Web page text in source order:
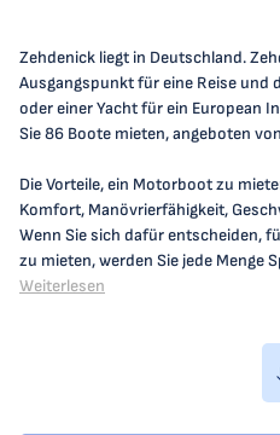
Zehdenick liegt in Deutschland.
Ausgangspunkt für eine Reise und
oder einer Yacht für ein European
Sie 86 Boote mieten, angeboten
Die Vorteile, ein Motorboot zu
Komfort, Manövrierfähigkeit,
Wenn Sie sich dafür entscheiden,
zu mieten, werden Sie jede Menge
Weiterlesen